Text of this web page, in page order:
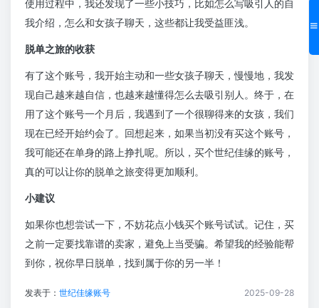
使用过程中，我还发现了一些小技巧，比如怎么写吸引人的自
我介绍，怎么和女孩子聊天，这些都让我受益匪浅。
脱单之旅的收获
有了这个账号，我开始主动和一些女孩子聊天，慢慢地，我发
现自己越来越自信，也越来越懂得怎么去吸引别人。终于，在
用了这个账号一个月后，我遇到了一个很聊得来的女孩，我们
现在已经开始约会了。回想起来，如果当初没有买这个账号，
我可能还在单身的路上挣扎呢。所以，买个世纪佳缘的账号，
真的可以让你的脱单之旅变得更加顺利。
小建议
如果你也想尝试一下，不妨花点小钱买个账号试试。记住，买
之前一定要找靠谱的卖家，避免上当受骗。希望我的经验能帮
到你，祝你早日脱单，找到属于你的另一半！
发表于： 世纪佳缘账号 2025-09-28